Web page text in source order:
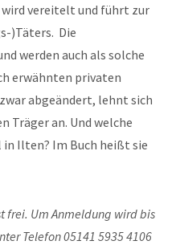
vereitelt und führt zur
)Täters. Die
werden auch als solche
erwähnten privaten
abgeändert, lehnt sich
Träger an. Und welche
Ilten? Im Buch heißt sie
frei. Um Anmeldung wird bis
Telefon 05141 5935 4106